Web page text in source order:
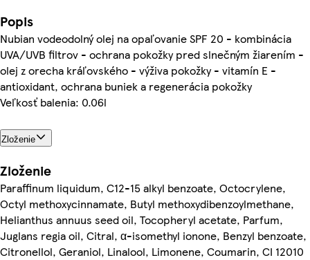
Popis
Nubian vodeodolný olej na opaľovanie SPF 20 - kombinácia
UVA/UVB filtrov - ochrana pokožky pred slnečným žiarením -
olej z orecha kráľovského - výživa pokožky - vitamín E -
antioxidant, ochrana buniek a regenerácia pokožky
Veľkosť balenia: 0.06l
Zloženie
Zloženie
Paraffinum liquidum, C12-15 alkyl benzoate, Octocrylene,
Octyl methoxycinnamate, Butyl methoxydibenzoylmethane,
Helianthus annuus seed oil, Tocopheryl acetate, Parfum,
Juglans regia oil, Citral, α-isomethyl ionone, Benzyl benzoate,
Citronellol, Geraniol, Linalool, Limonene, Coumarin, CI 12010